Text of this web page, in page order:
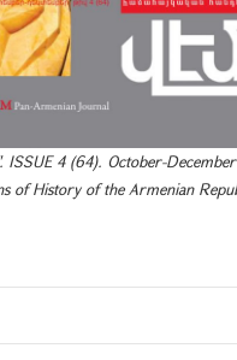
ISSUE 4 (64). October-
of History of the Armenian